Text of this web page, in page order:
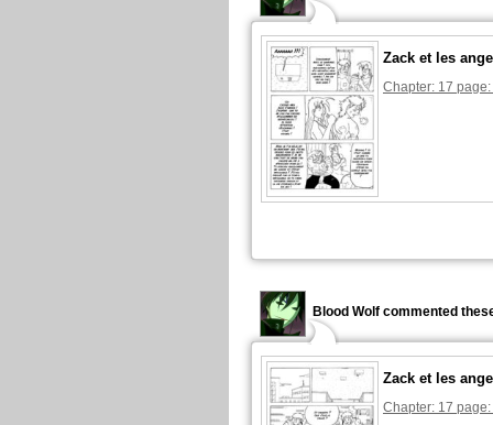
Zack et les
Chapter: 17
Blood Wolf commented
Zack et les
Chapter: 17